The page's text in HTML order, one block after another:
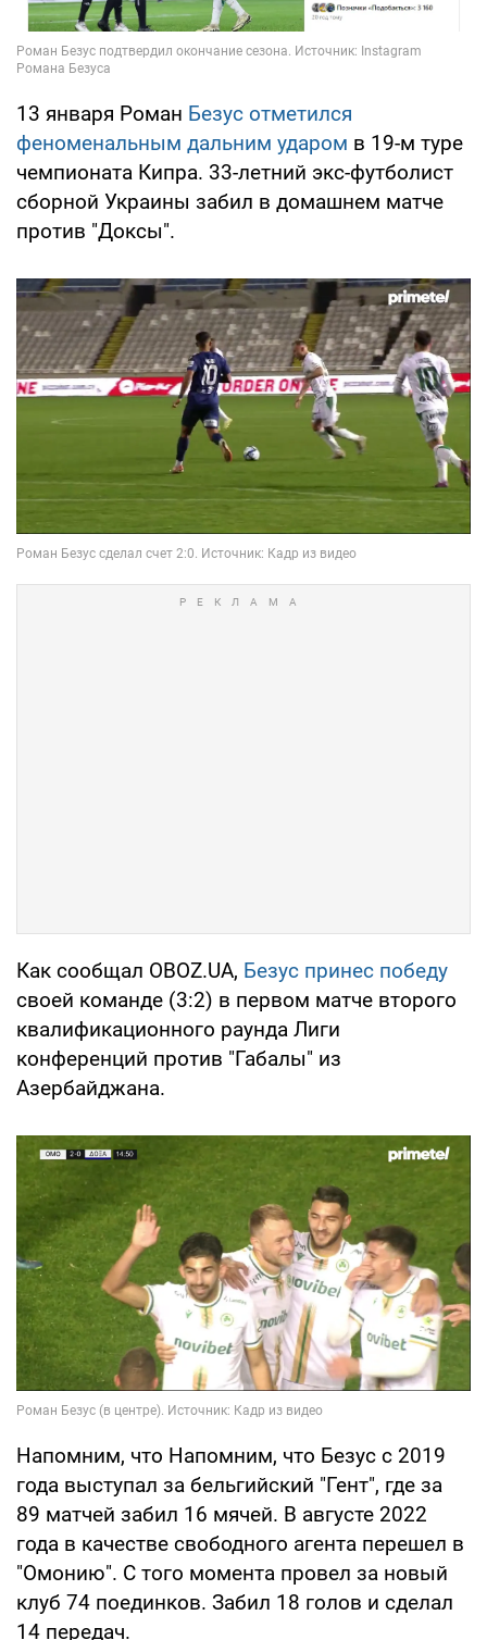
13 января Роман Безус отметился
феноменальным дальним ударом в 19-м туре
чемпионата Кипра. 33-летний экс-футболист
сборной Украины забил в домашнем матче
против "Доксы".
Как сообщал OBOZ.UA, Безус принес победу
своей команде (3:2) в первом матче второго
квалификационного раунда Лиги
конференций против "Габалы" из
Азербайджана.
Напомним, что Напомним, что Безус с 2019
года выступал за бельгийский "Гент", где за
89 матчей забил 16 мячей. В августе 2022
года в качестве свободного агента перешел в
"Омонию". С того момента провел за новый
клуб 74 поединков. Забил 18 голов и сделал
14 передач.